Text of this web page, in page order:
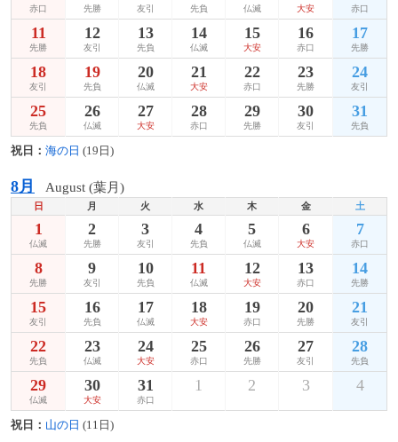
赤口 先勝 友引 先負 仏滅 大安 赤口
11
先勝
12
友引
13
先負
14
仏滅
15
大安
16
赤口
17
先勝
18
友引
19
先負
20
仏滅
21
大安
22
赤口
23
先勝
24
友引
25
先負
26
仏滅
27
大安
28
赤口
29
先勝
30
友引
31
先負
祝日： 海の日 (19日)
8月 August (葉月)
日 月 火 水 木 金 土
1
仏滅
2
先勝
3
友引
4
先負
5
仏滅
6
大安
7
赤口
8
先勝
9
友引
10
先負
11
仏滅
12
大安
13
赤口
14
先勝
15
友引
16
先負
17
仏滅
18
大安
19
赤口
20
先勝
21
友引
22
先負
23
仏滅
24
大安
25
赤口
26
先勝
27
友引
28
先負
29
仏滅
30
大安
31
赤口
1 2 3 4
祝日： 山の日 (11日)